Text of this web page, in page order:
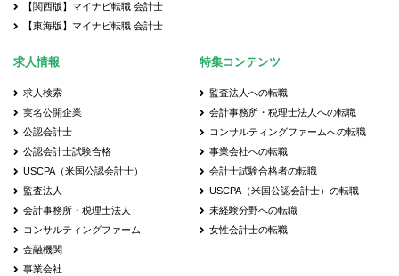
【関西版】マイナビ転職 会計士
【東海版】マイナビ転職 会計士
求人情報
求人検索
実名公開企業
公認会計士
公認会計士試験合格
USCPA（米国公認会計士）
監査法人
会計事務所・税理士法人
コンサルティングファーム
金融機関
事業会社
特集コンテンツ
監査法人への転職
会計事務所・税理士法人への転職
コンサルティングファームへの転職
事業会社への転職
会計士試験合格者の転職
USCPA（米国公認会計士）の転職
未経験分野への転職
女性会計士の転職